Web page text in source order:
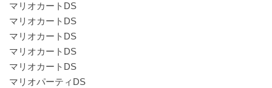
マリオカートDS
マリオカートDS
マリオカートDS
マリオカートDS
マリオカートDS
マリオパーティDS